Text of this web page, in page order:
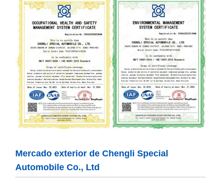
Mercado exterior de Chengli Special
Automobile Co., Ltd